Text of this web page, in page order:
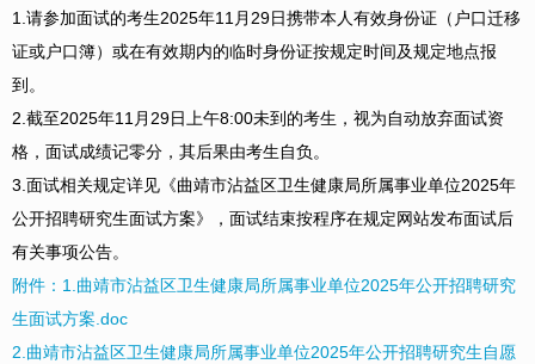
1.请参加面试的考生2025年11月29日携带本人有效身份证（户口迁移
证或户口簿）或在有效期内的临时身份证按规定时间及规定地点报
到。
2.截至2025年11月29日上午8:00未到的考生，视为自动放弃面试资
格，面试成绩记零分，其后果由考生自负。
3.面试相关规定详见《曲靖市沾益区卫生健康局所属事业单位2025年
公开招聘研究生面试方案》，面试结束按程序在规定网站发布面试后
有关事项公告。
附件：1.曲靖市沾益区卫生健康局所属事业单位2025年公开招聘研究
生面试方案.doc
2.曲靖市沾益区卫生健康局所属事业单位2025年公开招聘研究生自愿